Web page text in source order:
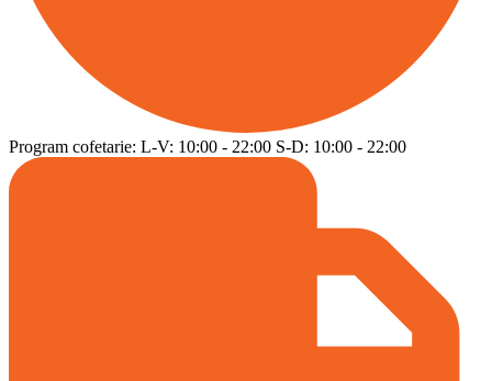
Program cofetarie: L-V: 10:00 - 22:00 S-D: 10:00 - 22:00